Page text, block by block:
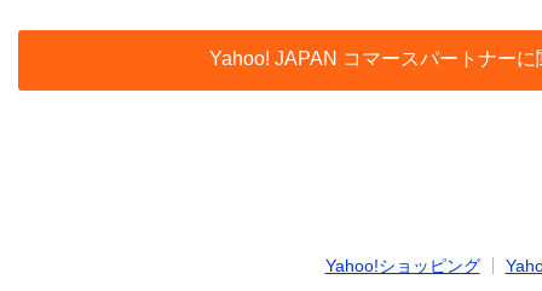
Yahoo! JAPAN コマースパートナー
Yahoo!ショッピング